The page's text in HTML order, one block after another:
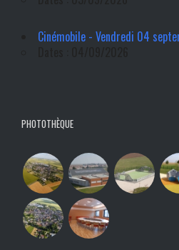
Cinémobile - Vendredi 04
PHOTOTHÈQUE